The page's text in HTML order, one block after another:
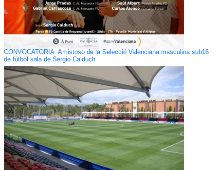
CONVOCATORIA: Amistoso de la Selecció Valenciana masculina sub16
de fútbol sala de Sergio Calduch